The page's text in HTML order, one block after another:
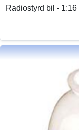
Radiostyrd bil -